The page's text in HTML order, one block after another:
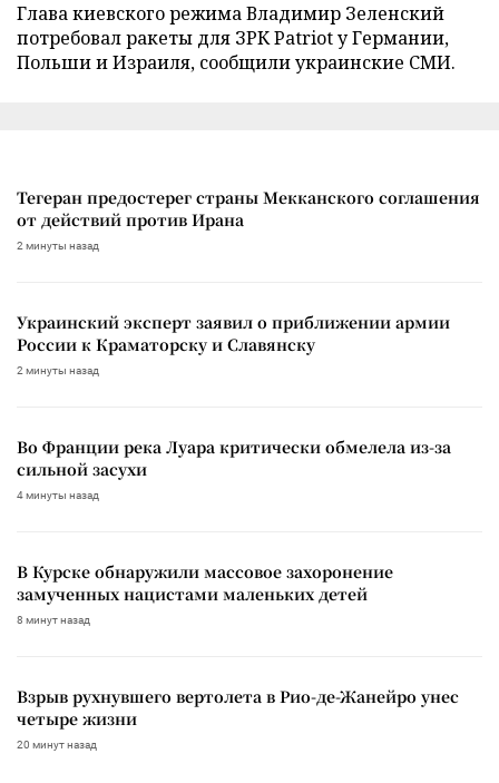
Глава киевского режима Владимир Зеленский
потребовал ракеты для ЗРК Patriot у Германии,
Польши и Израиля, сообщили украинские СМИ.
Тегеран предостерег страны Мекканского соглашения
от действий против Ирана
2 минуты назад
Украинский эксперт заявил о приближении армии
России к Краматорску и Славянску
2 минуты назад
Во Франции река Луара критически обмелела из-за
сильной засухи
4 минуты назад
В Курске обнаружили массовое захоронение
замученных нацистами маленьких детей
8 минут назад
Взрыв рухнувшего вертолета в Рио-де-Жанейро унес
четыре жизни
20 минут назад